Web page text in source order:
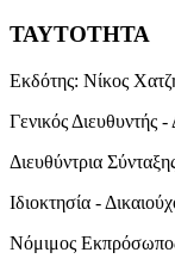
ΤΑΥΤΟΤΗΤΑ
Εκδότης: Νίκος
Γενικός Διευθυντής -
Διευθύντρια
Ιδιοκτησία -
Νόμιμος